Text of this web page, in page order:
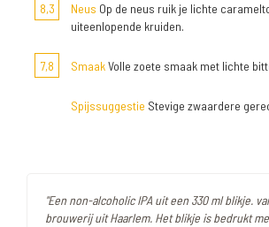
8,3 Neus Op de neus ruik je lichte
uiteenlopende kruiden.
7,8 SmaakVolle zoete smaak met lichte
Spijssuggestie Stevige zwaardere
"Een non-alcoholic IPA uit een 330 ml blikje.
brouwerij uit Haarlem. Het blikje is bedrukt